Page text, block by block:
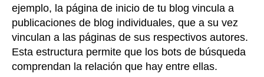
ejemplo, la página de inicio de tu blog vincula a
publicaciones de blog individuales, que a su vez
vinculan a las páginas de sus respectivos autores.
Esta estructura permite que los bots de búsqueda
comprendan la relación que hay entre ellas.